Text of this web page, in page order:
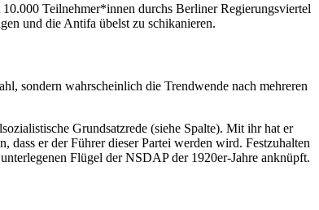
Teilnehmer*innen durchs Berliner Regierungsviertel
und die Antifa übelst zu schikanieren.
sondern wahrscheinlich die Trendwende nach mehreren
Grundsatzrede (siehe Spalte). Mit ihr hat er
dass er der Führer dieser Partei werden wird. Festzuhalten
Flügel der NSDAP der 1920er-Jahre anknüpft.